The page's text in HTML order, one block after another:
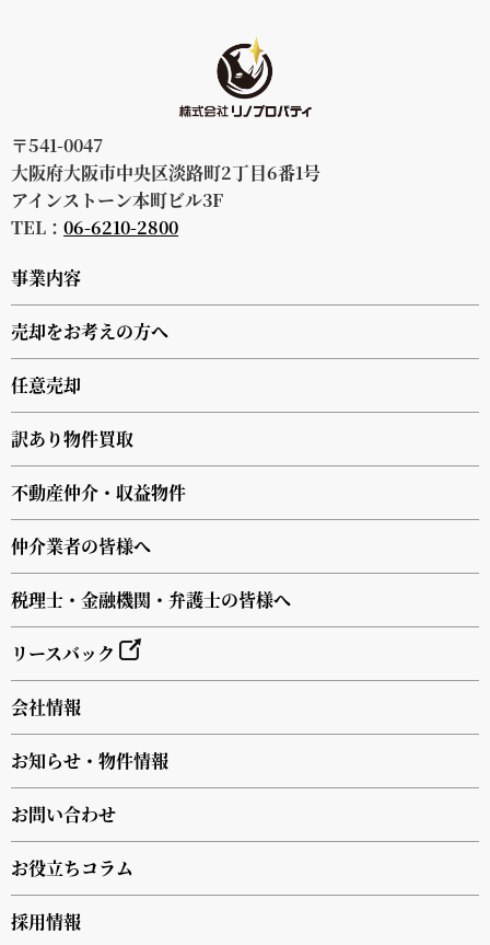
〒541-0047
大阪府大阪市中央区淡路町2丁目6番1号
アインストーン本町ビル3F
TEL： 06-6210-2800
事業内容
売却をお考えの方へ
任意売却
訳あり物件買取
不動産仲介・収益物件
仲介業者の皆様へ
税理士・金融機関・弁護士の皆様へ
リースバック
会社情報
お知らせ・物件情報
お問い合わせ
お役立ちコラム
採用情報